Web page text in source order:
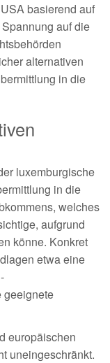
basierend auf
auf die
alternativen
in die
luxemburgische
in die
welches
aufgrund
könne. Konkret
etwa eine
geeignete
europäischen
uneingeschränkt.